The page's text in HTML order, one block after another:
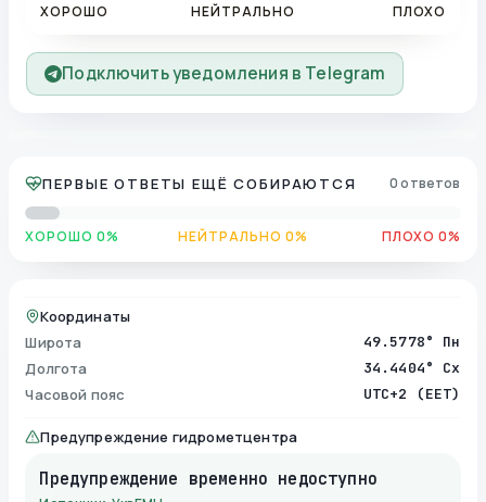
ХОРОШО НЕЙТРАЛЬНО ПЛОХО
Подключить уведомления в Telegram
ПЕРВЫЕ ОТВЕТЫ ЕЩЁ СОБИРАЮТСЯ 0 ответов
ХОРОШО 0% НЕЙТРАЛЬНО 0% ПЛОХО 0%
Координаты
Широта
49.5778° Пн
Долгота 34.4404° Сх
Часовой пояс UTC+2 (EET)
Предупреждение гидрометцентра
Предупреждение временно недоступно